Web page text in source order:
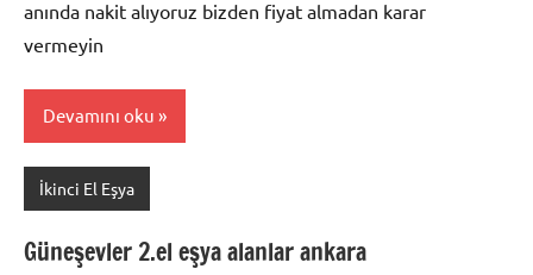
anında nakit alıyoruz bizden fiyat almadan karar
vermeyin
Devamını oku
İkinci El Eşya
Güneşevler 2.el eşya alanlar ankara